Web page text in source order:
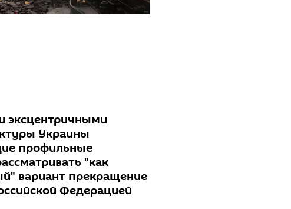
эксцентричными
Украины
профильные
"как
вариант прекращение
Федерацией